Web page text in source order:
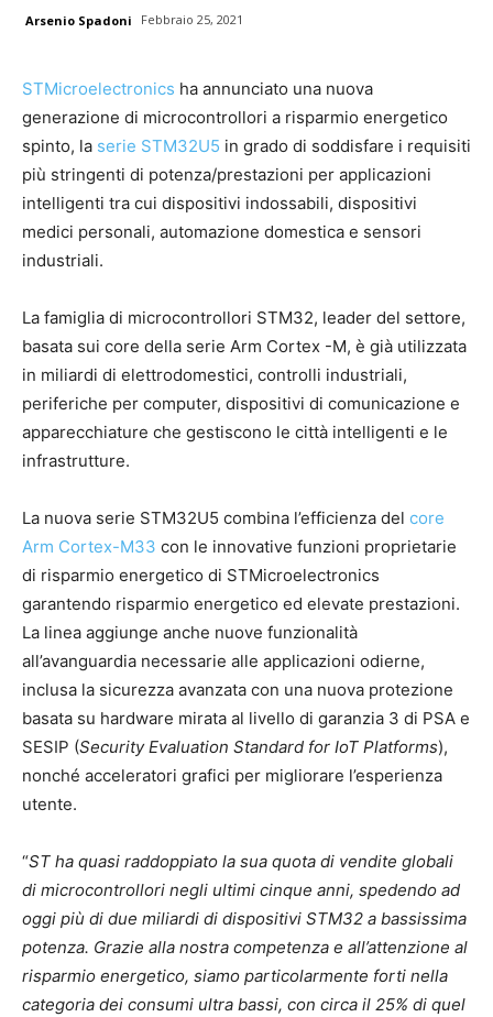
Arsenio Spadoni Febbraio 25, 2021
STMicroelectronics ha annunciato una nuova
generazione di microcontrollori a risparmio energetico
spinto, la serie STM32U5 in grado di soddisfare i requisiti
più stringenti di potenza/prestazioni per applicazioni
intelligenti tra cui dispositivi indossabili, dispositivi
medici personali, automazione domestica e sensori
industriali.
La famiglia di microcontrollori STM32, leader del settore,
basata sui core della serie Arm Cortex -M, è già utilizzata
in miliardi di elettrodomestici, controlli industriali,
periferiche per computer, dispositivi di comunicazione e
apparecchiature che gestiscono le città intelligenti e le
infrastrutture.
La nuova serie STM32U5 combina l’efficienza del core
Arm Cortex-M33 con le innovative funzioni proprietarie
di risparmio energetico di STMicroelectronics
garantendo risparmio energetico ed elevate prestazioni.
La linea aggiunge anche nuove funzionalità
all’avanguardia necessarie alle applicazioni odierne,
inclusa la sicurezza avanzata con una nuova protezione
basata su hardware mirata al livello di garanzia 3 di PSA e
SESIP (Security Evaluation Standard for IoT Platforms),
nonché acceleratori grafici per migliorare l’esperienza
utente.
“ST ha quasi raddoppiato la sua quota di vendite globali
di microcontrollori negli ultimi cinque anni, spedendo ad
oggi più di due miliardi di dispositivi STM32 a bassissima
potenza. Grazie alla nostra competenza e all’attenzione al
risparmio energetico, siamo particolarmente forti nella
categoria dei consumi ultra bassi, con circa il 25% di quel